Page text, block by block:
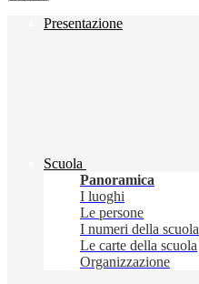
Presentazione
Scuola
Panoramica
I luoghi
Le persone
I numeri della scuola
Le carte della scuola
Organizzazione